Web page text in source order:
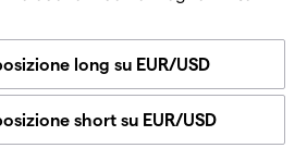
long su EUR/USD
short su EUR/USD